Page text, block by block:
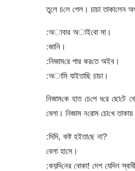
তু‌লে চ‌লে গেল। চাচা তাকা‌লেন
:অাবার অাই‌বো মা।
:জা‌নি।
:‌নিজাম‌রে পার কর‌তে অইব।
:অা‌মি যাইতা‌ছি চাচা।
‌নিজাম‌কে হাত চে‌পে ধ‌রে ছো‌টে
বেলা। নিজাম ন‌রোম চো‌খে
:‌দি‌দি, কষ্ট হইতা‌ছে না?
‌বেলা হা‌সে।
:কয়‌দি‌নের বোকা! দেশ যে‌দিন